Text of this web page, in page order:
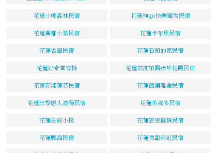
花蓮小熊森林民宿 花蓮狗go快樂寵物民宿
花蓮麗都小築民宿 花蓮卡布里民宿
花蓮香風民宿 花蓮石頭的家民宿
花蓮好奇堂客棧 花蓮站前柏園綠地花園民宿
花蓮花漾蓮芯民宿 花蓮洄瀾雅舍民宿
花蓮巴黎戀人浪漫民宿 花蓮美那多民宿
花蓮站前小棧 花蓮戀戀楓情民宿
花蓮聽海民宿 花蓮微甜彩虹民宿